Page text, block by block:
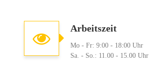
Arbeitszeit
Mo - Fr: 9:00 - 18:00 Uhr
Sa. - So.: 11.00 - 15.00 Uhr